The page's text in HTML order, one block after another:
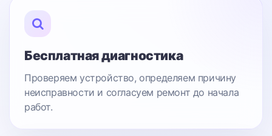
Бесплатная диагностика
Проверяем устройство, определяем причину
неисправности и согласуем ремонт до начала
работ.